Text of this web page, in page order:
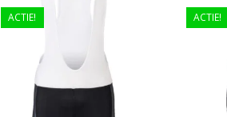
ACTIE! ACTIE!